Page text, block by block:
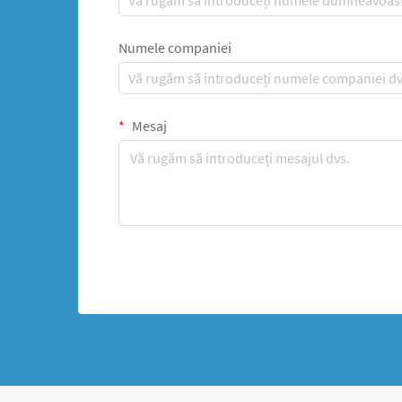
Numele companiei
Mesaj